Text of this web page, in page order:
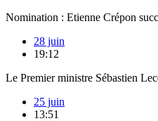
Nomination : Etienne Crépon
28 juin
19:12
Le Premier ministre Sébastien
25 juin
13:51